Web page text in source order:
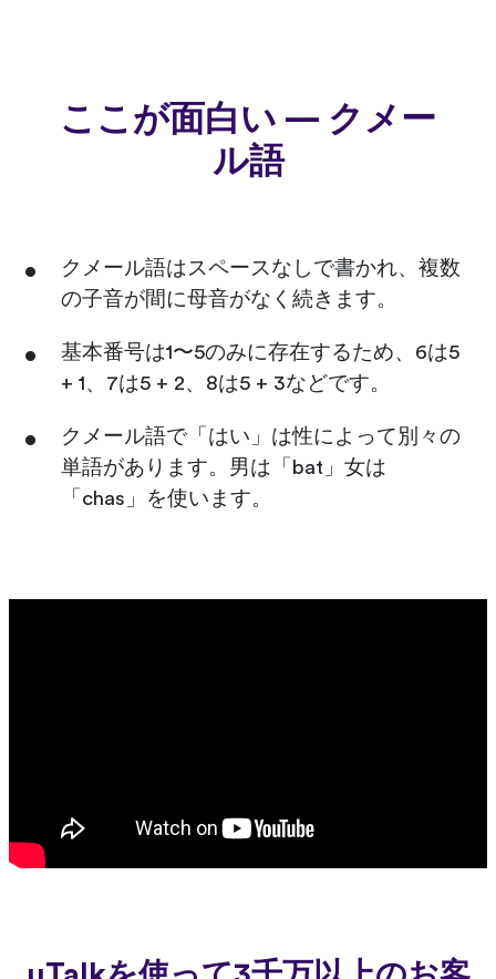
ここが面白い — クメー
ル語
クメール語はスペースなしで書かれ、複数
の子音が間に母音がなく続きます。
基本番号は1〜5のみに存在するため、6は5
+ 1、7は5 + 2、8は5 + 3などです。
クメール語で「はい」は性によって別々の
単語があります。男は「bat」女は
「chas」を使います。